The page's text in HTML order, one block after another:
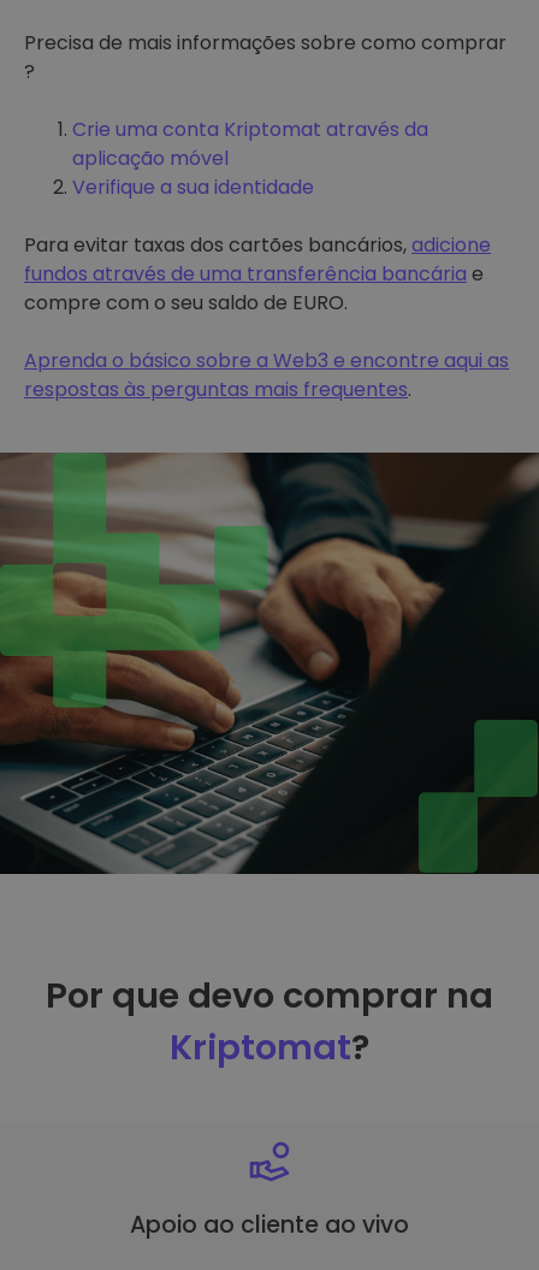
Precisa de mais informações sobre como comprar
?
Crie uma conta Kriptomat através da
aplicação móvel
Verifique a sua identidade
Para evitar taxas dos cartões bancários,adicione
fundos através de uma transferência bancária e
compre com o seu saldo de EURO.
Aprenda o básico sobre a Web3 e encontre aqui as
respostas às perguntas mais frequentes.
Por que devo comprar na
Kriptomat?
Apoio ao cliente ao vivo